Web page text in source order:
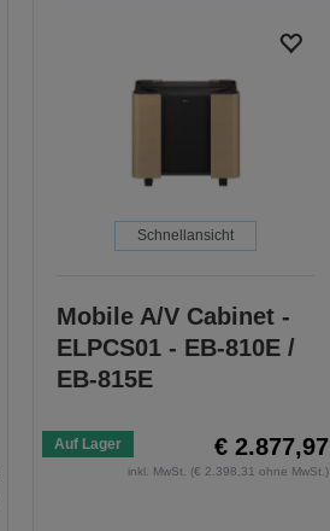
Schnellansicht
Mobile A/V Cabinet -
ELPCS01 - EB-810E /
EB-815E
Auf Lager € 2.877,97
inkl. MwSt. (€ 2.398,31 ohne MwSt.)